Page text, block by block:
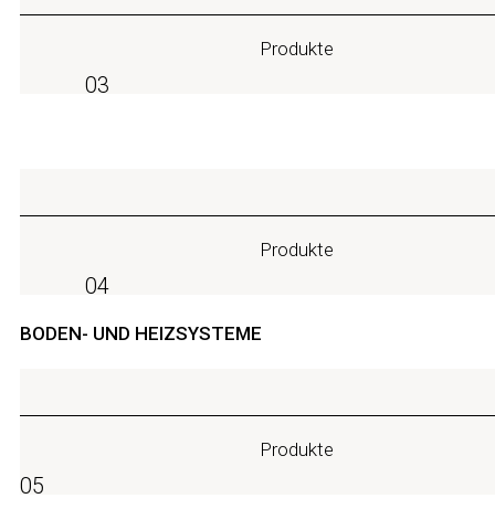
Produkte
03
Produkte
04
BODEN- UND HEIZSYSTEME
Produkte
05